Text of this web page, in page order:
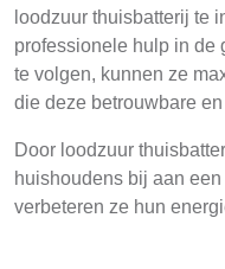
loodzuur thuisbatterij te
professionele hulp in de
te volgen, kunnen ze
die deze betrouwbare
Door loodzuur
huishoudens bij aan
verbeteren ze hun